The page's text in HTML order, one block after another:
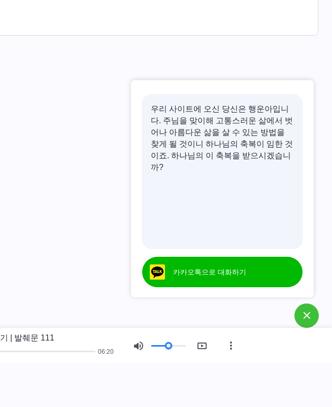
우리 사이트에 오신 당신은 행운아입니
다. 주님을 맞이해 고통스러운 삶에서 벗
어나 아름다운 삶을 살 수 있는 방법을
찾게 될 것이니 하나님의 축복이 임한 것
이죠. 하나님의 이 축복을 받으시겠습니
까?
카카오톡으로 대화하기
| 발췌문 111
06:20